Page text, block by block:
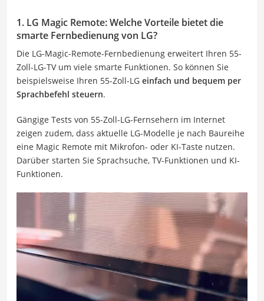
1. LG Magic Remote: Welche Vorteile bietet die
smarte Fernbedienung von LG?
Die LG-Magic-Remote-Fernbedienung erweitert Ihren 55-
Zoll-LG-TV um viele smarte Funktionen. So können Sie
beispielsweise Ihren 55-Zoll-LG einfach und bequem per
Sprachbefehl steuern.
Gängige Tests von 55-Zoll-LG-Fernsehern im Internet
zeigen zudem, dass aktuelle LG-Modelle je nach Baureihe
eine Magic Remote mit Mikrofon- oder KI-Taste nutzen.
Darüber starten Sie Sprachsuche, TV-Funktionen und KI-
Funktionen.